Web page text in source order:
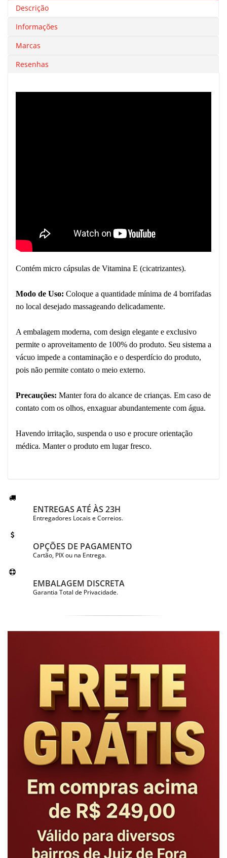
Descrição
Informações
Marcas
Resenhas
Contém micro cápsulas de Vitamina E (cicatrizantes).
Modo de Uso: Coloque a quantidade mínima de 4 borrifadas
no local desejado massageando delicadamente.
A embalagem moderna, com design elegante e exclusivo
permite o aproveitamento de 100% do produto. Seu sistema a
vácuo impede a contaminação e o desperdício do produto,
pois não permite contato o meio externo.
Precauções: Manter fora do alcance de crianças. Em caso de
contato com os olhos, enxaguar abundantemente com água.
Havendo irritação, suspenda o uso e procure orientação
médica. Manter o produto em lugar fresco.
ENTREGAS ATÉ ÀS 23H
Entregadores Locais e Correios.
OPÇÕES DE PAGAMENTO
Cartão, PIX ou na Entrega.
EMBALAGEM DISCRETA
Garantia Total de Privacidade.